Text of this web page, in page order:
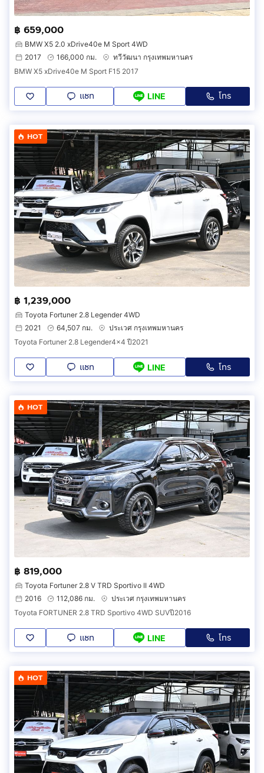
฿ 659,000
BMW X5 2.0 xDrive40e M Sport 4WD
2017
166,000 กม.
ทวีวัฒนา กรุงเทพมหานคร
BMW X5 xDrive40e M Sport F15 2017
แชท LINE โทร
HOT
฿ 1,239,000
Toyota Fortuner 2.8 Legender 4WD
2021
64,507 กม.
ประเวศ กรุงเทพมหานคร
Toyota Fortuner 2.8 Legender4x4 ปี2021
แชท LINE โทร
HOT
฿ 819,000
Toyota Fortuner 2.8 V TRD Sportivo II 4WD
2016
112,086 กม.
ประเวศ กรุงเทพมหานคร
Toyota FORTUNER 2.8 TRD Sportivo 4WD SUVปี2016
แชท LINE โทร
HOT